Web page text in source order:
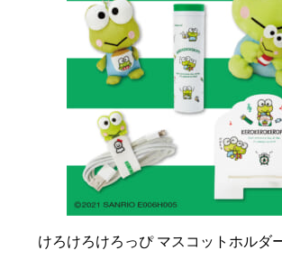
けろけろけろっぴ マスコットホル